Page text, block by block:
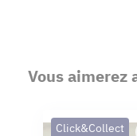
Vous aimerez
Click&Collect